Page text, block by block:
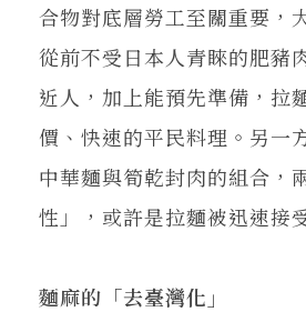
合物對底層勞工至關重要，
從前不受日本人青睞的肥豬
近人，加上能預先準備，拉
價、快速的平民料理。另一
中華麵與筍乾封肉的組合，
性」，或許是拉麵被迅速接
麵麻的「去臺灣化」